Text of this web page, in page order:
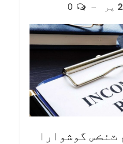
پر
ٽئڪس گوشوارا